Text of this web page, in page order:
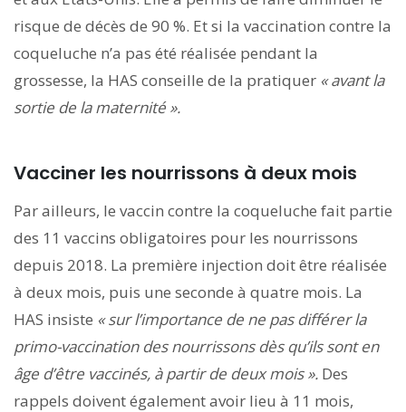
risque de décès de 90 %. Et si la vaccination contre la
coqueluche n’a pas été réalisée pendant la
grossesse, la HAS conseille de la pratiquer « avant la
sortie de la maternité ».
Vacciner les nourrissons à deux mois
Par ailleurs, le vaccin contre la coqueluche fait partie
des 11 vaccins obligatoires pour les nourrissons
depuis 2018. La première injection doit être réalisée
à deux mois, puis une seconde à quatre mois. La
HAS insiste «sur l’importance de ne pas différer la
primo-vaccination des nourrissons dès qu’ils sont en
âge d’être vaccinés, à partir de deux mois ». Des
rappels doivent également avoir lieu à 11 mois,